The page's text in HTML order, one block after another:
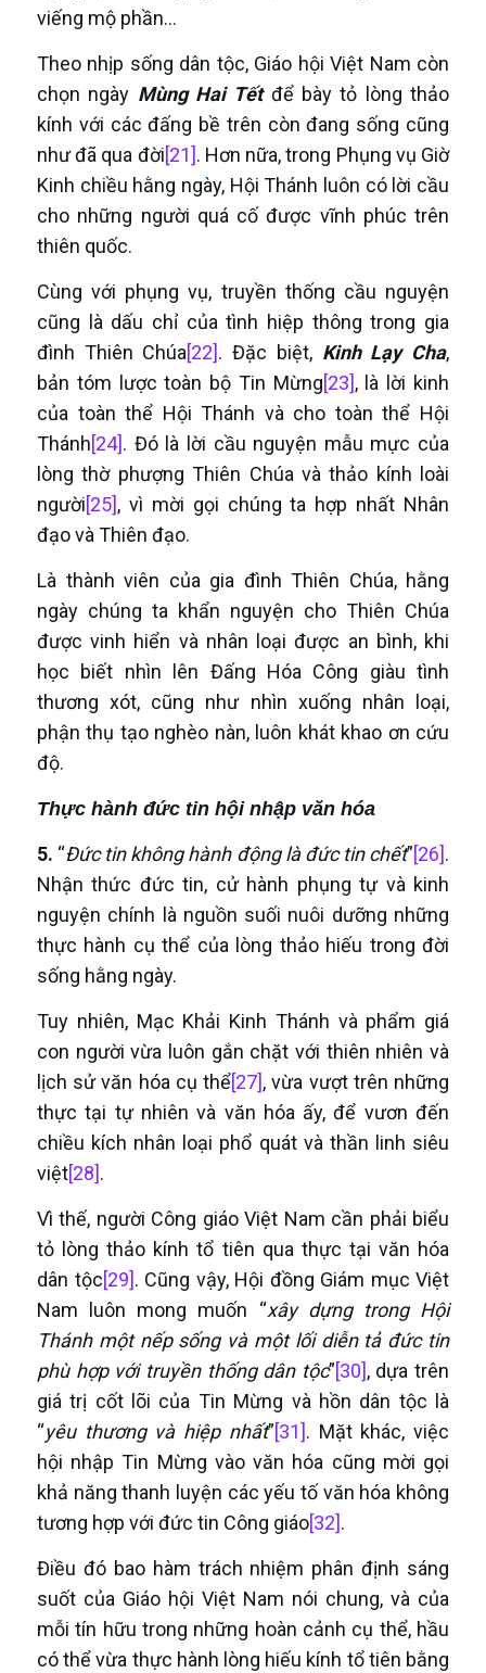
viếng mộ phần...
Theo nhịp sống dân tộc, Giáo hội Việt Nam còn
chọn ngày Mùng Hai Tếtđể bày tỏ lòng thảo
kính với các đấng bề trên còn đang sống cũng
như đã qua đời[21]. Hơn nữa, trong Phụng vụ Giờ
Kinh chiều hằng ngày, Hội Thánh luôn có lời cầu
cho những người quá cố được vĩnh phúc trên
thiên quốc.
Cùng với phụng vụ, truyền thống cầu nguyện
cũng là dấu chỉ của tình hiệp thông trong gia
đình Thiên Chúa[22]. Đặc biệt, Kinh Lạy Cha,
bản tóm lược toàn bộ Tin Mừng[23], là lời kinh
của toàn thể Hội Thánh và cho toàn thể Hội
Thánh[24]. Đó là lời cầu nguyện mẫu mực của
lòng thờ phượng Thiên Chúa và thảo kính loài
người[25], vì mời gọi chúng ta hợp nhất Nhân
đạo và Thiên đạo.
Là thành viên của gia đình Thiên Chúa, hằng
ngày chúng ta khẩn nguyện cho Thiên Chúa
được vinh hiển và nhân loại được an bình, khi
học biết nhìn lên Đấng Hóa Công giàu tình
thương xót, cũng như nhìn xuống nhân loại,
phận thụ tạo nghèo nàn, luôn khát khao ơn cứu
độ.
Thực hành đức tin hội nhập văn hóa
5. “Đức tin không hành động là đức tin chết”[26].
Nhận thức đức tin, cử hành phụng tự và kinh
nguyện chính là nguồn suối nuôi dưỡng những
thực hành cụ thể của lòng thảo hiếu trong đời
sống hằng ngày.
Tuy nhiên, Mạc Khải Kinh Thánh và phẩm giá
con người vừa luôn gắn chặt với thiên nhiên và
lịch sử văn hóa cụ thể[27], vừa vượt trên những
thực tại tự nhiên và văn hóa ấy, để vươn đến
chiều kích nhân loại phổ quát và thần linh siêu
việt[28].
Vì thế, người Công giáo Việt Nam cần phải biểu
tỏ lòng thảo kính tổ tiên qua thực tại văn hóa
dân tộc[29]. Cũng vậy, Hội đồng Giám mục Việt
Nam luôn mong muốn “xây dựng trong Hội
Thánh một nếp sống và một lối diễn tả đức tin
phù hợp với truyền thống dân tộc”[30], dựa trên
giá trị cốt lõi của Tin Mừng và hồn dân tộc là
“yêu thương và hiệp nhất”[31]. Mặt khác, việc
hội nhập Tin Mừng vào văn hóa cũng mời gọi
khả năng thanh luyện các yếu tố văn hóa không
tương hợp với đức tin Công giáo[32].
Điều đó bao hàm trách nhiệm phân định sáng
suốt của Giáo hội Việt Nam nói chung, và của
mỗi tín hữu trong những hoàn cảnh cụ thể, hầu
có thể vừa thực hành lòng hiếu kính tổ tiên bằng